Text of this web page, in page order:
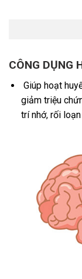
CÔNG DỤNG
Giúp hoạt
giảm triệu
trí nhớ, rối